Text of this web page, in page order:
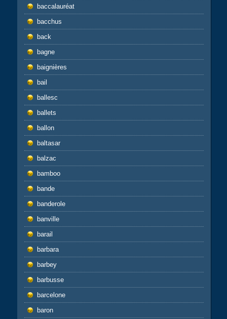
baccalauréat
bacchus
back
bagne
baignières
bail
ballesc
ballets
ballon
baltasar
balzac
bamboo
bande
banderole
banville
barail
barbara
barbey
barbusse
barcelone
baron